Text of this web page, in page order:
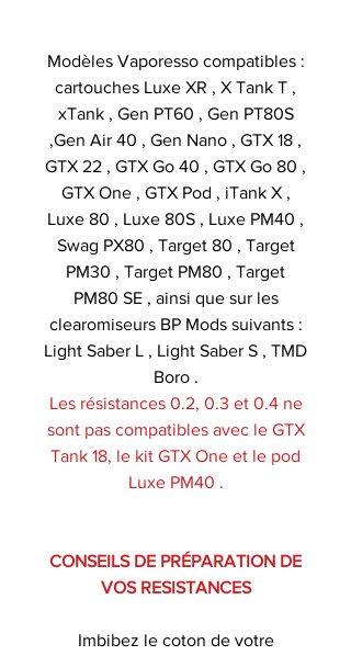
Modèles Vaporesso compatibles :
cartouches Luxe XR , X Tank T ,
xTank , Gen PT60 , Gen PT80S
,Gen Air 40 , Gen Nano , GTX 18 ,
GTX 22 , GTX Go 40 , GTX Go 80 ,
GTX One , GTX Pod , iTank X ,
Luxe 80 , Luxe 80S , Luxe PM40 ,
Swag PX80 , Target 80 , Target
PM30 , Target PM80 , Target
PM80 SE , ainsi que sur les
clearomiseurs BP Mods suivants :
Light Saber L , Light Saber S , TMD
Boro .
Les résistances 0.2, 0.3 et 0.4 ne
sont pas compatibles avec le GTX
Tank 18, le kit GTX One et le pod
Luxe PM40 .
CONSEILS DE PRÉPARATION DE
VOS RESISTANCES
Imbibez le coton de votre